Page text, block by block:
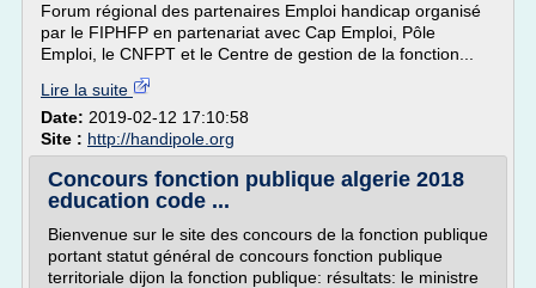
Forum régional des partenaires Emploi handicap organisé
par le FIPHFP en partenariat avec Cap Emploi, Pôle
Emploi, le CNFPT et le Centre de gestion de la fonction...
Lire la suite
Date: 2019-02-12 17:10:58
Site : http://handipole.org
Concours fonction publique algerie 2018
education code ...
Bienvenue sur le site des concours de la fonction publique
portant statut général de concours fonction publique
territoriale dijon la fonction publique: résultats: le ministre